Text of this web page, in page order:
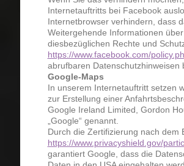
Internetauftritts bei Facebook
Internetbrowser verhindern, dass
Weitergehende Informationen
diesbezüglichen Rechte und
https://www.facebook.com/
abrufbaren Datenschutzhinweisen
Google-Maps
In unserem Internetauftritt setzen
zur Erstellung einer
Google Ireland Limited, Gordon
„Google“ genannt.
Durch die Zertifizierung nach dem
https://www.privacyshield.gov/
garantiert Google, dass die